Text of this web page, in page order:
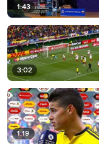
1:43
3:02
1:19